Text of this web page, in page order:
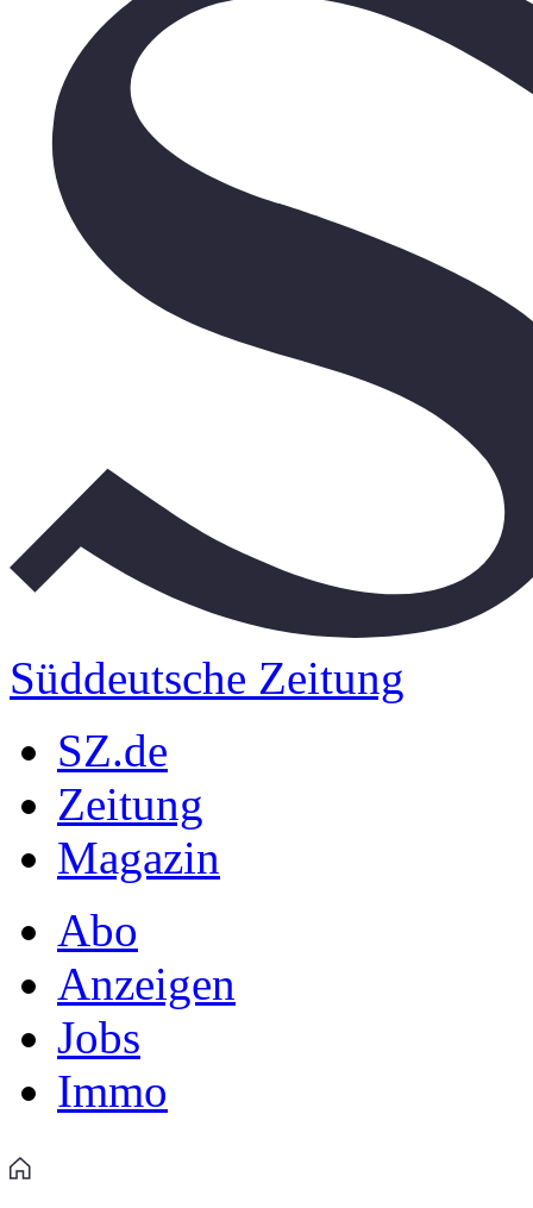
Süddeutsche Zeitung
SZ.de
Zeitung
Magazin
Abo
Anzeigen
Jobs
Immo